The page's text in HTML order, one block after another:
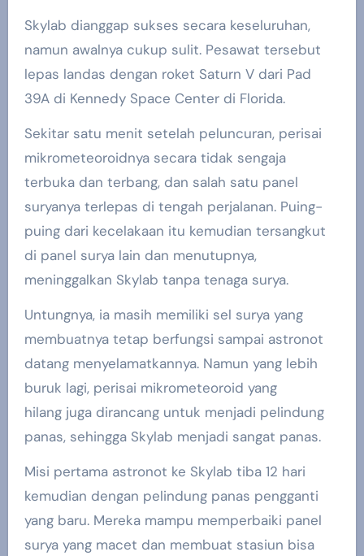
Skylab dianggap sukses secara keseluruhan,
namun awalnya cukup sulit. Pesawat tersebut
lepas landas dengan roket Saturn V dari Pad
39A di Kennedy Space Center di Florida.
Sekitar satu menit setelah peluncuran, perisai
mikrometeoroidnya secara tidak sengaja
terbuka dan terbang, dan salah satu panel
suryanya terlepas di tengah perjalanan. Puing-
puing dari kecelakaan itu kemudian tersangkut
di panel surya lain dan menutupnya,
meninggalkan Skylab tanpa tenaga surya.
Untungnya, ia masih memiliki sel surya yang
membuatnya tetap berfungsi sampai astronot
datang menyelamatkannya. Namun yang lebih
buruk lagi, perisai mikrometeoroid yang
hilang juga dirancang untuk menjadi pelindung
panas, sehingga Skylab menjadi sangat panas.
Misi pertama astronot ke Skylab tiba 12 hari
kemudian dengan pelindung panas pengganti
yang baru. Mereka mampu memperbaiki panel
surya yang macet dan membuat stasiun bisa